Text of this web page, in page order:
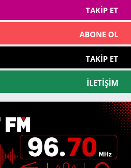
TAKIP ET
ABONE OL
TAKIP ET
İLETIŞIM